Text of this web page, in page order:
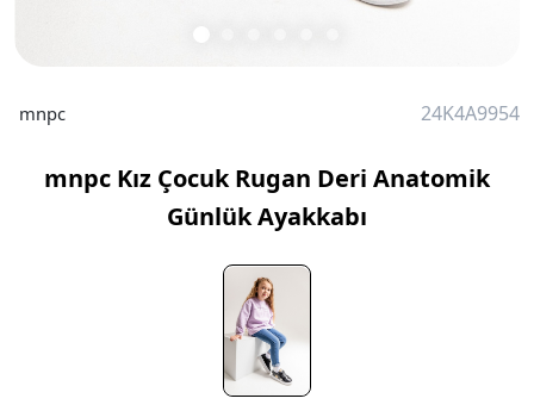
mnpc 24K4A9954
mnpc Kız Çocuk Rugan Deri Anatomik
Günlük Ayakkabı